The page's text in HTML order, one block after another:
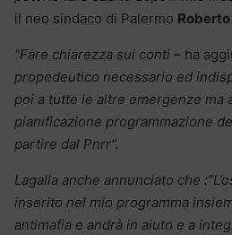
il neo sindaco di Palermo
“Fare chiarezza sui conti – ha
propedeutico necessario ed
poi a tutte le altre emergenze ma
pianificazione programmazione
partire dal Pnrr”.
Lagalla anche annunciato che
inserito nel mio programma
antimafia e andrà in aiuto e a